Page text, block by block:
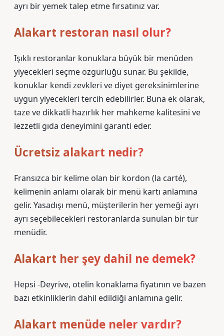
ayrı bir yemek talep etme fırsatınız var.
Alakart restoran nasıl olur?
Işıklı restoranlar konuklara büyük bir menüden
yiyecekleri seçme özgürlüğü sunar. Bu şekilde,
konuklar kendi zevkleri ve diyet gereksinimlerine
uygun yiyecekleri tercih edebilirler. Buna ek olarak,
taze ve dikkatli hazırlık her mahkeme kalitesini ve
lezzetli gıda deneyimini garanti eder.
Ücretsiz alakart nedir?
Fransızca bir kelime olan bir kordon (la carté),
kelimenin anlamı olarak bir menü kartı anlamına
gelir. Yasadışı menü, müşterilerin her yemeği ayrı
ayrı seçebilecekleri restoranlarda sunulan bir tür
menüdir.
Alakart her şey dahil ne demek?
Hepsi -Deyrive, otelin konaklama fiyatının ve bazen
bazı etkinliklerin dahil edildiği anlamına gelir.
Alakart menüde neler vardır?